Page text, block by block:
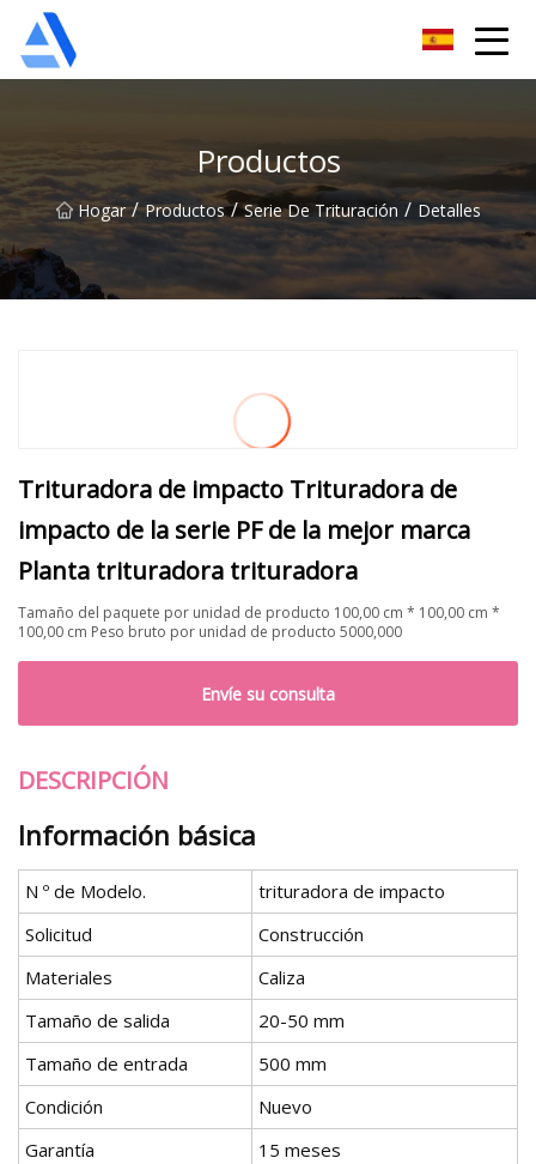
Productos
Hogar / Productos / Serie De Trituración / Detalles
Trituradora de impacto Trituradora de
impacto de la serie PF de la mejor marca
Planta trituradora trituradora
Tamaño del paquete por unidad de producto 100,00 cm * 100,00 cm *
100,00 cm Peso bruto por unidad de producto 5000,000
Envíe su consulta
DESCRIPCIÓN
Información básica
N º de Modelo.
trituradora de impacto
Solicitud
Construcción
Materiales
Caliza
Tamaño de salida
20-50 mm
Tamaño de entrada
500 mm
Condición
Nuevo
Garantía
15 meses